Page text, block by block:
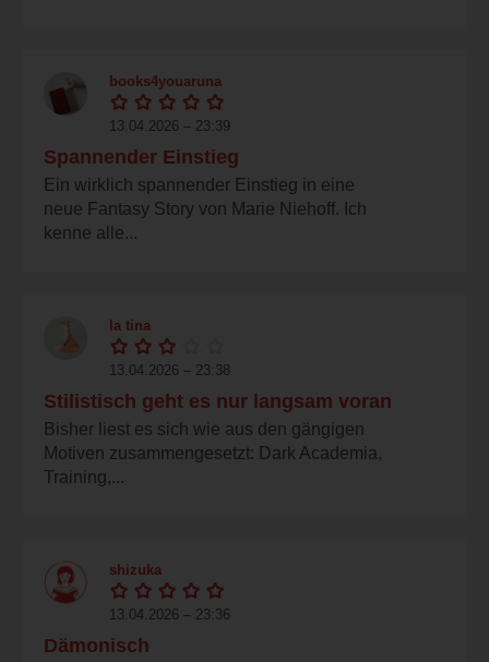
books4youaruna
13.04.2026 – 23:39
Spannender Einstieg
Ein wirklich spannender Einstieg in eine
neue Fantasy Story von Marie Niehoff. Ich
kenne alle...
la tina
13.04.2026 – 23:38
Stilistisch geht es nur langsam voran
Bisher liest es sich wie aus den gängigen
Motiven zusammengesetzt: Dark Academia,
Training,...
shizuka
13.04.2026 – 23:36
Dämonisch